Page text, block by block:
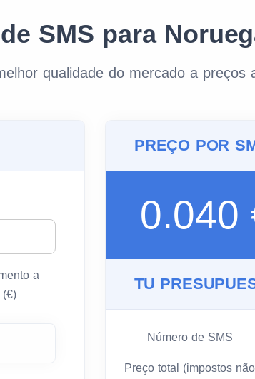
SMS para
qualidade do mercado a preços
a
(€)
PREÇO POR
0.040
TU
Número de SMS
Preço total (impostos não